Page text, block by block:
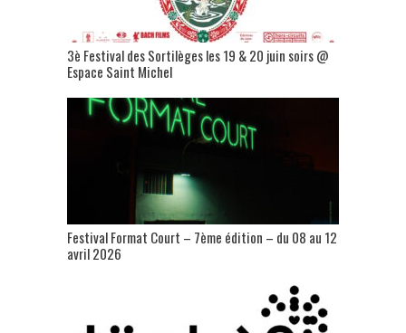
3è Festival des Sortilèges les 19 & 20 juin soirs @
Espace Saint Michel
Festival Format Court – 7ème édition – du 08 au 12
avril 2026